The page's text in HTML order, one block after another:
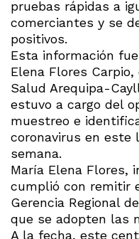
pruebas rápidas a
comerciantes y se
positivos.
Esta información
Elena Flores
Salud Arequipa-
estuvo a cargo del
muestreo e
coronavirus en este
semana.
María Elena Flores,
cumplió con remitir
Gerencia Regional
que se adopten las
A la fecha, este